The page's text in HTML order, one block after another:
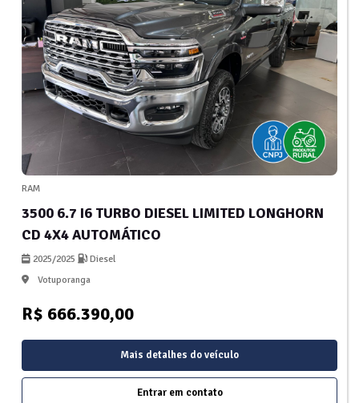
RAM
3500 6.7 I6 TURBO DIESEL LIMITED LONGHORN
CD 4X4 AUTOMÁTICO
2025/2025
Diesel
Votuporanga
R$ 666.390,00
Mais detalhes do veículo
Entrar em contato